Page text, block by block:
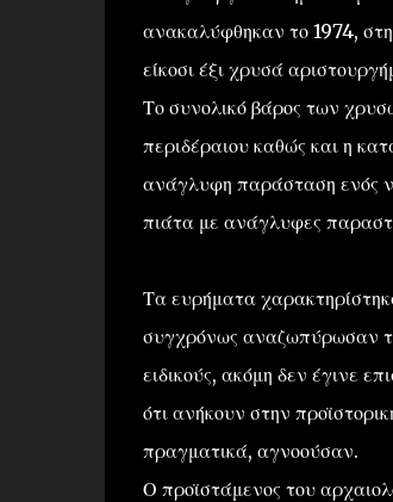
ανακαλύφθηκαν το 1974,
είκοσι έξι χρυσά
Το συνολικό βάρος των
περιδέραιου καθώς και η
ανάγλυφη παράσταση ενός
πιάτα με ανάγλυφες
Τα ευρήματα
συγχρόνως αναζωπύρωσαν
ειδικούς, ακόμη δεν έγινε
ότι ανήκουν στην
πραγματικά, αγνοούσαν.
Ο προϊστάμενος του